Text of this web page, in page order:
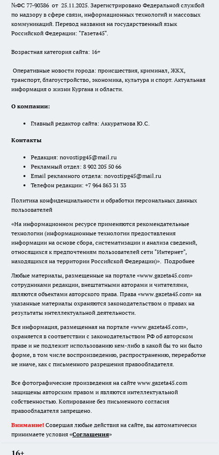
№ФС 77-90386 от 25.11.2025. Зарегистрировано Федеральной службой
по надзору в сфере связи, информационных технологий и массовых
коммуникаций. Перевод названия на государственный язык
Российской Федерации: "Газета45".
Возрастная категория сайта: 16+
Оперативные новости города: происшествия, криминал, ЖКХ,
транспорт, благоустройство, экономика, культура и спорт. Актуальная
информация о жизни Кургана и области.
О компании:
Главный редактор сайта: Аккуратнова Ю.С.
Контакты
Редакция: novostipg45@mail.ru
Рекламный отдел: 8 902 205 50 66
Email рекламного отдела: novostipg45@mail.ru
Телефон редакции: +7 964 863 31 33
Политика конфиденциальности и обработки персональных данных
пользователей
«На информационном ресурсе применяются рекомендательные
технологии (информационные технологии предоставления
информации на основе сбора, систематизации и анализа сведений,
относящихся к предпочтениям пользователей сети "Интернет",
находящихся на территории Российской Федерации)». Подробнее
Любые материалы, размещенные на портале «www.gazeta45.com»
сотрудниками редакции, внештатными авторами и читателями,
являются объектами авторского права. Права «www.gazeta45.com» на
указанные материалы охраняются законодательством о правах на
результаты интеллектуальной деятельности.
Вся информация, размещенная на портале «www.gazeta45.com»,
охраняется в соответствии с законодательством РФ об авторском
праве и не подлежит использованию кем-либо в какой бы то ни было
форме, в том числе воспроизведению, распространению, переработке
не иначе, как с письменного разрешения правообладателя.
Все фотографические произведения на сайте www.gazeta45.com
защищены авторским правом и являются интеллектуальной
собственностью. Копирование без письменного согласия
правообладателя запрещено.
Внимание! Совершая любые действия на сайте, вы автоматически
принимаете условия «Cоглашения»